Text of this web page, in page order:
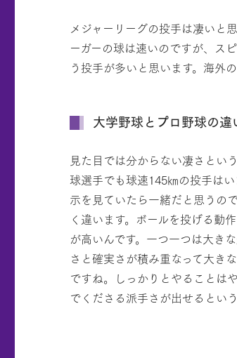
メジャーリーグの投手は凄いと
ーガーの球は速いのですが、ス
う投手が多いと思います。海外
大学野球とプロ野球の違
見た目では分からない凄さとい
球選手でも球速145㎞の投手は
示を見ていたら一緒だと思うの
く違います。ボールを投げる動
が高いんです。一つ一つは大き
さと確実さが積み重なって大き
ですね。しっかりとやることは
でくださる派手さが出せるとい